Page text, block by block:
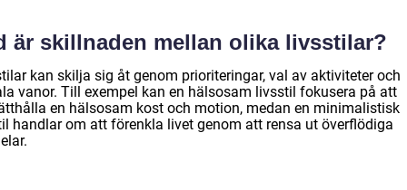
är skillnaden mellan olika livsstilar?
kan skilja sig åt genom prioriteringar, val av aktiviteter och
vanor. Till exempel kan en hälsosam livsstil fokusera på att
en hälsosam kost och motion, medan en minimalistisk
handlar om att förenkla livet genom att rensa ut överflödiga